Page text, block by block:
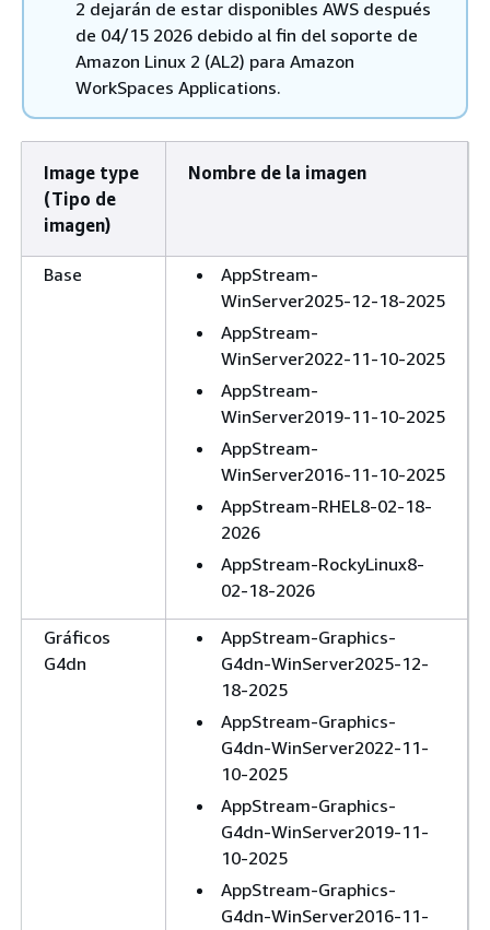
2 dejarán de estar disponibles AWS después
de 04/15 2026 debido al fin del soporte de
Amazon Linux 2 (AL2) para Amazon
WorkSpaces Applications.
Image type
(Tipo de
imagen)
Nombre de la imagen
Base
AppStream-
WinServer2025-12-18-2025
AppStream-
WinServer2022-11-10-2025
AppStream-
WinServer2019-11-10-2025
AppStream-
WinServer2016-11-10-2025
AppStream-RHEL8-02-18-
2026
AppStream-RockyLinux8-
02-18-2026
Gráficos
G4dn
AppStream-Graphics-
G4dn-WinServer2025-12-
18-2025
AppStream-Graphics-
G4dn-WinServer2022-11-
10-2025
AppStream-Graphics-
G4dn-WinServer2019-11-
10-2025
AppStream-Graphics-
G4dn-WinServer2016-11-